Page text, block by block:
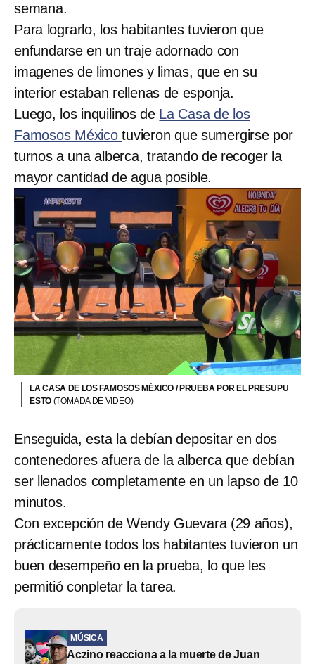
semana.
Para lograrlo, los habitantes tuvieron que
enfundarse en un traje adornado con
imagenes de limones y limas, que en su
interior estaban rellenas de esponja.
Luego, los inquilinos de La Casa de los
Famosos Méxicotuvieron que sumergirse por
turnos a una alberca, tratando de recoger la
mayor cantidad de agua posible.
LA CASA DE LOS FAMOSOS MÉXICO / PRUEBA POR EL PRESUPU
ESTO (TOMADA DE VIDEO)
Enseguida, esta la debían depositar en dos
contenedores afuera de la alberca que debían
ser llenados completamente en un lapso de 10
minutos.
Con excepción de Wendy Guevara (29 años),
prácticamente todos los habitantes tuvieron un
buen desempeño en la prueba, lo que les
permitió conpletar la tarea.
MÚSICA
Aczino reacciona a la muerte de Juan